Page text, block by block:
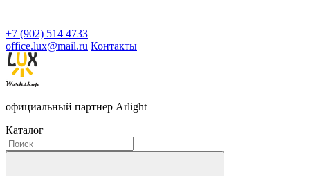
+7 (902) 514 4733
office.lux@mail.ru Контакты
официальный партнер Arlight
Каталог